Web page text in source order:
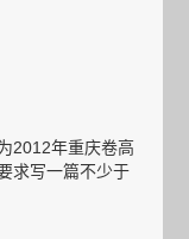
2012年重庆卷高
写一篇不少于